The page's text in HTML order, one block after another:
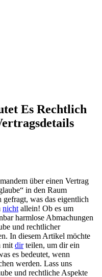
Es Rechtlich
über einen Vertrag
in den Raum
was das eigentlich
nicht allein! Ob es um
harmlose Abmachungen
und rechtlicher
In diesem Artikel möchte
mit dirteilen, um dir ein
es bedeutet, wenn
werden. Lass uns
und rechtliche Aspekte